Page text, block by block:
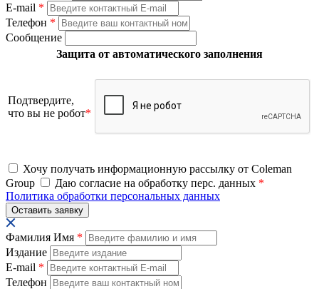
E-mail *
Телефон *
Сообщение
Защита от автоматического заполнения
Подтвердите,
что вы не робот*
Хочу получать информационную рассылку от Coleman
Group
Даю согласие на обработку перс. данных *
Политика обработки персональных данных
Фамилия Имя *
Издание
E-mail *
Телефон